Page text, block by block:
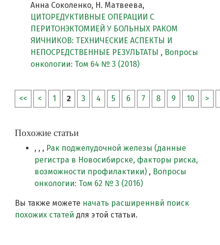
Анна Соколенко, Н. Матвеева,
ЦИТОРЕДУКТИВНЫЕ ОПЕРАЦИИ С
ПЕРИТОНЭКТОМИЕЙ У БОЛЬНЫХ РАКОМ
ЯИЧНИКОВ: ТЕХНИЧЕСКИЕ АСПЕКТЫ И
НЕПОСРЕДСТВЕННЫЕ РЕЗУЛЬТАТЫ , Вопросы
онкологии: Том 64 № 3 (2018)
<< < 1 2 3 4 5 6 7 8 9 10 >
Похожие статьи
, , , Рак поджелудочной железы (данные
регистра в Новосибирске, факторы риска,
возможности профилактики) , Вопросы
онкологии: Том 62 № 3 (2016)
Вы также можете начать расширеннвй поиск
похожих статей для этой статьи.